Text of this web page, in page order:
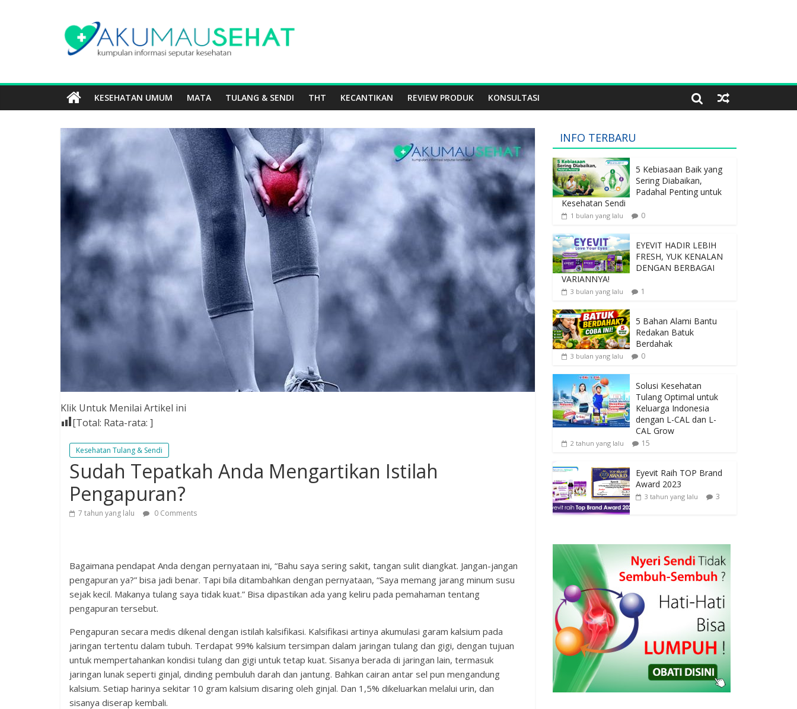
KESEHATAN UMUM MATA TULANG & SENDI THT KECANTIKAN REVIEW PRODUK KONSULTASI
Klik Untuk Menilai Artikel ini
[Total: Rata-rata: ]
Kesehatan Tulang & Sendi
Sudah Tepatkah Anda Mengartikan Istilah
Pengapuran?
7 tahun yang lalu 0 Comments
Bagaimana pendapat Anda dengan pernyataan ini, “Bahu saya sering sakit, tangan sulit diangkat. Jangan-jangan
pengapuran ya?” bisa jadi benar. Tapi bila ditambahkan dengan pernyataan, “Saya memang jarang minum susu
sejak kecil. Makanya tulang saya tidak kuat.” Bisa dipastikan ada yang keliru pada pemahaman tentang
pengapuran tersebut.
Pengapuran secara medis dikenal dengan istilah kalsifikasi. Kalsifikasi artinya akumulasi garam kalsium pada
jaringan tertentu dalam tubuh. Terdapat 99% kalsium tersimpan dalam jaringan tulang dan gigi, dengan tujuan
untuk mempertahankan kondisi tulang dan gigi untuk tetap kuat. Sisanya berada di jaringan lain, termasuk
jaringan lunak seperti ginjal, dinding pembuluh darah dan jantung. Bahkan cairan antar sel pun mengandung
kalsium. Setiap harinya sekitar 10 gram kalsium disaring oleh ginjal. Dan 1,5% dikeluarkan melalui urin, dan
sisanya diserap kembali.
INFO TERBARU
5 Kebiasaan Baik yang
Sering Diabaikan,
Padahal Penting untuk
Kesehatan Sendi
1 bulan yang lalu 0
EYEVIT HADIR LEBIH
FRESH, YUK KENALAN
DENGAN BERBAGAI
VARIANNYA!
3 bulan yang lalu 1
5 Bahan Alami Bantu
Redakan Batuk
Berdahak
3 bulan yang lalu 0
Solusi Kesehatan
Tulang Optimal untuk
Keluarga Indonesia
dengan L-CAL dan L-
CAL Grow
2 tahun yang lalu 15
Eyevit Raih TOP Brand
Award 2023
3 tahun yang lalu 3